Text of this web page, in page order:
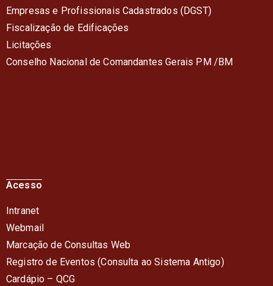
Empresas e Profissionais Cadastrados (DGST)
Fiscalização de Edificações
Licitações
Conselho Nacional de Comandantes Gerais PM /BM
Acesso
Intranet
Webmail
Marcação de Consultas Web
Registro de Eventos (Consulta ao Sistema Antigo)
Cardápio – QCG